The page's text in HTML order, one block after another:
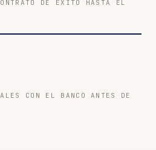
DE ÉXITO HASTA EL
CON EL BANCO ANTES DE